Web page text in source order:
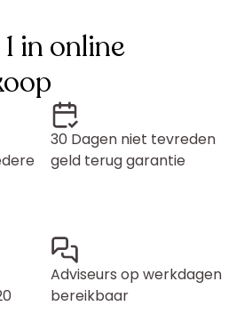
in online
30 Dagen niet tevreden
geld terug garantie
Adviseurs op werkdagen
bereikbaar